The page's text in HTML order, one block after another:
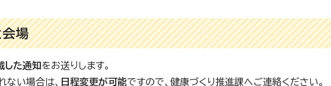
場
した通知 をお送りします。
い場合は、 日程変更が可能ですので、健康づくり推進課へご連絡ください。